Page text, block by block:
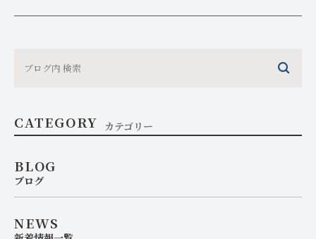
CATEGORY カテゴリー
BLOG
ブログ
NEWS